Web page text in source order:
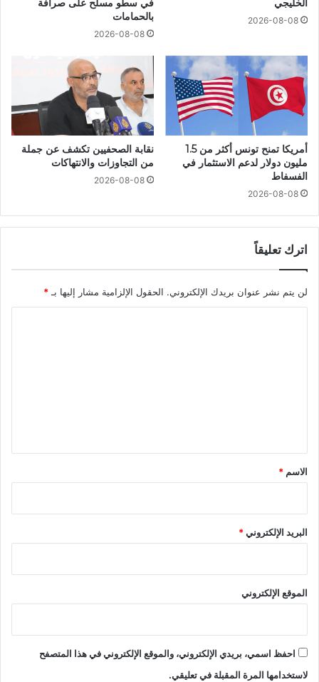
الخليجي
2026-08-08
في سطو مسلح على صرافة
بالحمامات
2026-08-08
أمريكا تمنح تونس أكثر من 1.5
مليون دولار لدعم الاستثمار في
الفسفاط
2026-08-08
نقابة الصحفيين تكشف عن جملة
من التجاوزات والانتهاكات
2026-08-08
اترك تعليقاً
لن يتم نشر عنوان بريدك الإلكتروني. الحقول الإلزامية مشار إليها بـ*
*
الاسم *
البريد الإلكتروني*
الموقع الإلكتروني
احفظ اسمي، بريدي الإلكتروني، والموقع الإلكتروني في هذا المتصفح
لاستخدامها المرة المقبلة في تعليقي.